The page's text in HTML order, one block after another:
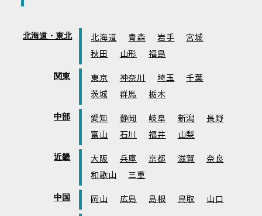
北海道・東北 北海道 青森 岩手
宮城
秋田
山形 福島
関東 東京 神奈川 埼玉
千葉
茨城
群馬 栃木
中部 愛知 静岡 岐阜 新潟
長野
富山
石川 福井 山梨
近畿 大阪 兵庫 京都 滋賀
奈良
和歌山
三重
中国 岡山 広島 島根 鳥取 山口